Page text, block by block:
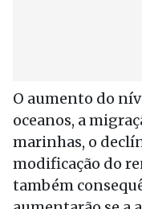
O aumento do
oceanos, a
marinhas, o
modificação do
também